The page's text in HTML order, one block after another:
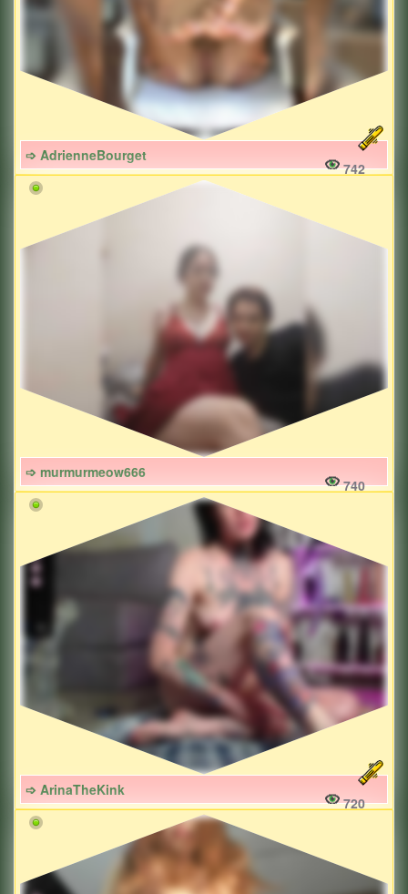
➩ AdrienneBourget
742
➩ murmurmeow666
740
➩ ArinaTheKink
720